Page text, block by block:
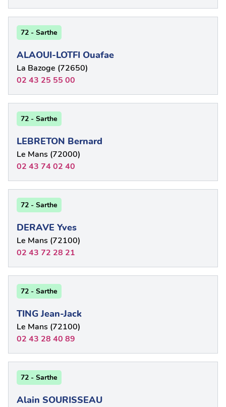
72 - Sarthe
ALAOUI-LOTFI Ouafae
La Bazoge (72650)
02 43 25 55 00
72 - Sarthe
LEBRETON Bernard
Le Mans (72000)
02 43 74 02 40
72 - Sarthe
DERAVE Yves
Le Mans (72100)
02 43 72 28 21
72 - Sarthe
TING Jean-Jack
Le Mans (72100)
02 43 28 40 89
72 - Sarthe
Alain SOURISSEAU